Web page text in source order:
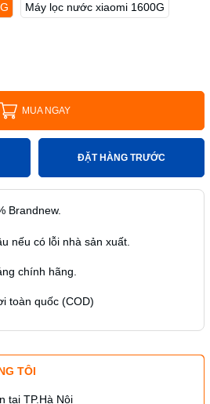
Máy lọc nước xiaomi 1600G
MUA NGAY
ĐẶT HÀNG TRƯỚC
Brandnew.
nếu có lỗi nhà sản xuất.
chính hãng.
toàn quốc (COD)
TÔI
tại TP.Hà Nội